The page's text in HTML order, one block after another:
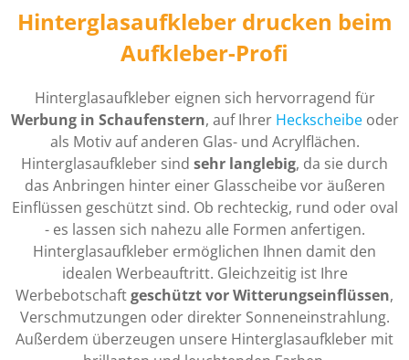
Hinterglasaufkleber drucken beim
Aufkleber-Profi
Hinterglasaufkleber eignen sich hervorragend für
Werbung in Schaufenstern, auf Ihrer Heckscheibeoder
als Motiv auf anderen Glas- und Acrylflächen.
Hinterglasaufkleber sind sehr langlebig, da sie durch
das Anbringen hinter einer Glasscheibe vor äußeren
Einflüssen geschützt sind. Ob rechteckig, rund oder oval
- es lassen sich nahezu alle Formen anfertigen.
Hinterglasaufkleber ermöglichen Ihnen damit den
idealen Werbeauftritt. Gleichzeitig ist Ihre
Werbebotschaftgeschützt vor Witterungseinflüssen,
Verschmutzungen oder direkter Sonneneinstrahlung.
Außerdem überzeugen unsere Hinterglasaufkleber mit